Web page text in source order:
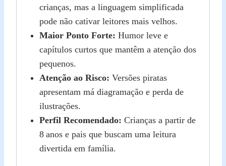
crianças, mas a linguagem simplificada
pode não cativar leitores mais velhos.
Maior Ponto Forte: Humor leve e
capítulos curtos que mantêm a atenção dos
pequenos.
Atenção ao Risco: Versões piratas
apresentam má diagramação e perda de
ilustrações.
Perfil Recomendado: Crianças a partir de
8 anos e pais que buscam uma leitura
divertida em família.